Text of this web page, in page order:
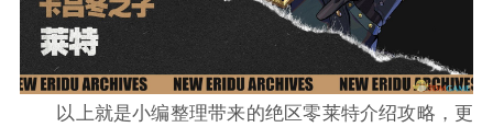
以上就是小编整理带来的绝区零莱特介绍攻略，更